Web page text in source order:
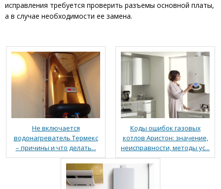
исправления требуется проверить разъемы основной платы,
а в случае необходимости ее замена.
Не включается
водонагреватель Термекс
– причины и что делать...
Коды ошибок газовых
котлов Аристон: значение,
неисправности, методы ус...